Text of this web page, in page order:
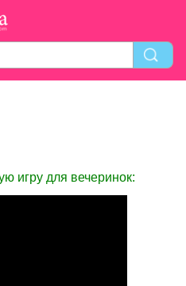
игру для вечеринок: